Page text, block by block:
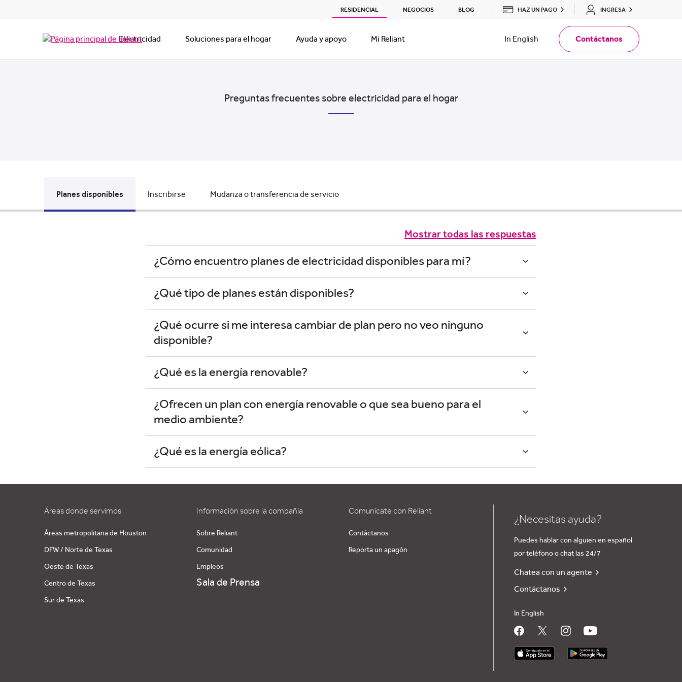
RESIDENCIAL NEGOCIOS BLOG HAZ UN PAGO INGRESA
Electricidad Soluciones para el hogar Ayuda y apoyo Mi Reliant In English Contáctanos
Preguntas frecuentes sobre electricidad para el hogar
Planes disponibles Inscribirse Mudanza o transferencia de servicio
Mostrar todas las respuestas
¿Cómo encuentro planes de electricidad disponibles para mí?
¿Qué tipo de planes están disponibles?
¿Qué ocurre si me interesa cambiar de plan pero no veo ninguno
disponible?
¿Qué es la energía renovable?
¿Ofrecen un plan con energía renovable o que sea bueno para el
medio ambiente?
¿Qué es la energía eólica?
Áreas donde servimos
Áreas metropolitana de Houston
DFW / Norte de Texas
Oeste de Texas
Centro de Texas
Sur de Texas
Información sobre la compañía
Sobre Reliant
Comunidad
Empleos
Sala de Prensa
Comunícate con Reliant
Contáctanos
Reporta un apagón
¿Necesitas ayuda?
Puedes hablar con alguien en español
por teléfono o chat las 24/7
Chatea con un agente
Contáctanos
In English